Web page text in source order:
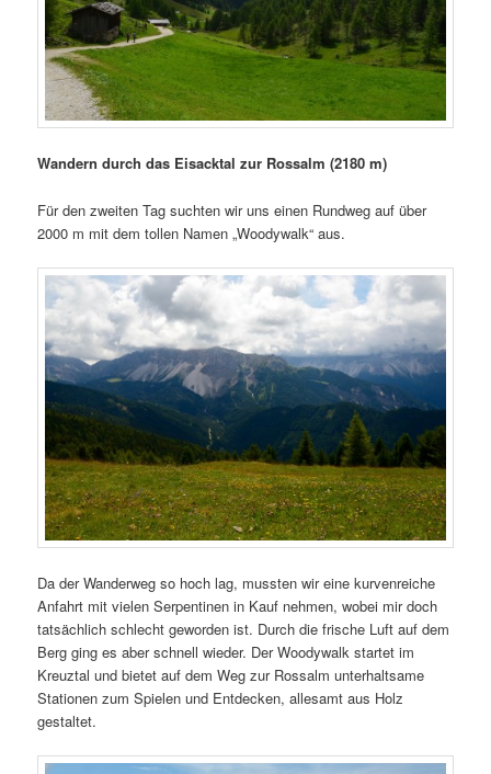
Wandern durch das Eisacktal zur Rossalm (2180 m)
Für den zweiten Tag suchten wir uns einen Rundweg auf über
2000 m mit dem tollen Namen „Woodywalk“ aus.
Da der Wanderweg so hoch lag, mussten wir eine kurvenreiche
Anfahrt mit vielen Serpentinen in Kauf nehmen, wobei mir doch
tatsächlich schlecht geworden ist. Durch die frische Luft auf dem
Berg ging es aber schnell wieder. Der Woodywalk startet im
Kreuztal und bietet auf dem Weg zur Rossalm unterhaltsame
Stationen zum Spielen und Entdecken, allesamt aus Holz
gestaltet.